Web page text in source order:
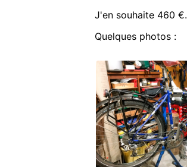
J'en souhaite 460 €.
Quelques photos :